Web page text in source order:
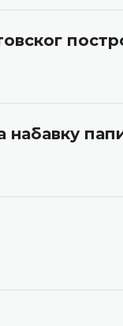
набавку